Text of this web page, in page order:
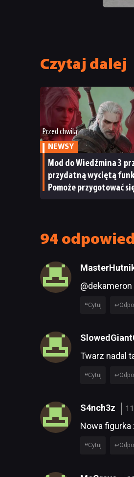
Czytaj dalej
Przed chwilą
NEWSY
Mod do Wiedźmina 3
przydatną wyciętą
Pomoże przygotować
94
Cytuj
Twarz nadal
Cytuj
S4nch3z
Nowa figurka
Cytuj